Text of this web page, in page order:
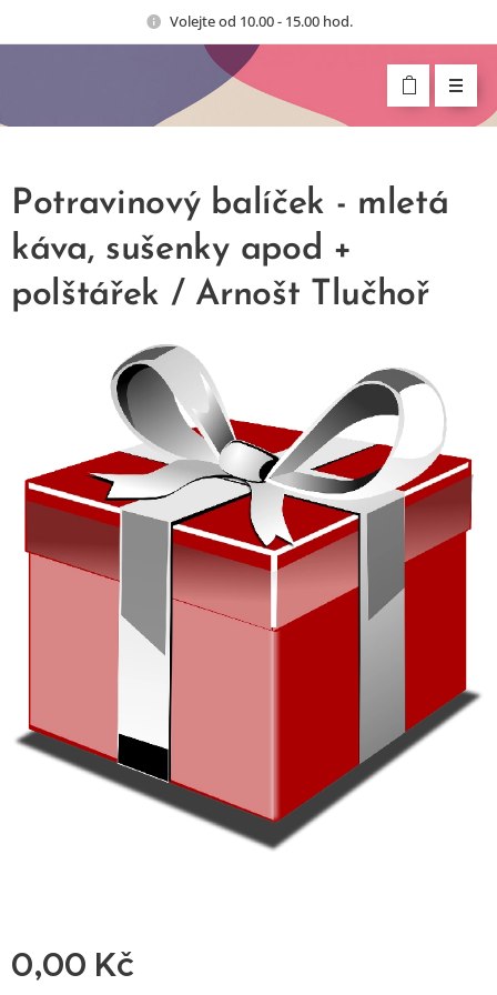
Volejte od 10.00 - 15.00 hod.
Potravinový balíček - mletá
káva, sušenky apod +
polštářek / Arnošt Tlučhoř
0,00 Kč